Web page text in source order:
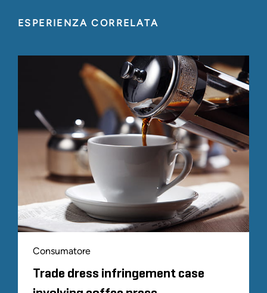
ESPERIENZA CORRELATA
Consumatore
Trade dress infringement case